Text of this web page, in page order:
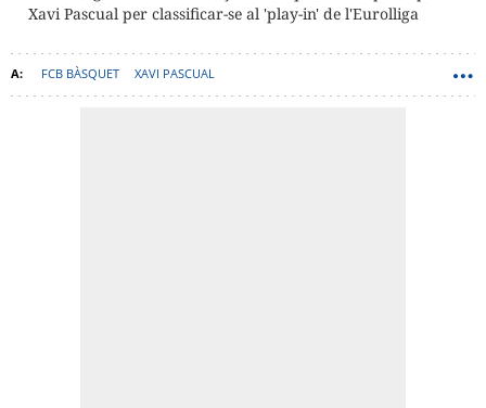
Xavi Pascual per classificar-se al 'play-in' de l'Eurolliga
FCB BÀSQUET XAVI PASCUAL